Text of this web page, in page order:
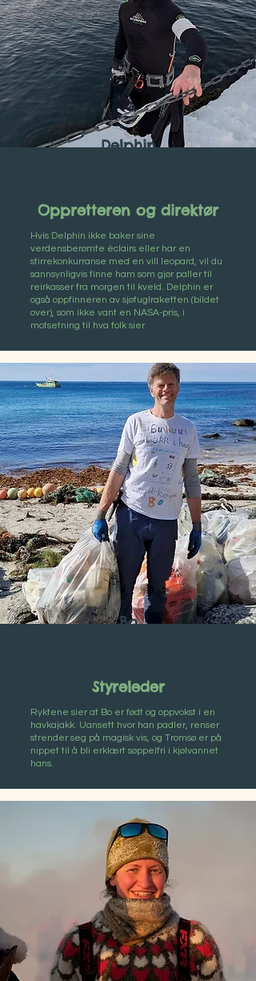
Delphin
Oppretteren og direktør
Hvis Delphin ikke baker sine
verdensberømte éclairs eller har en
stirrekonkurranse med en vill leopard, vil du
sannsynligvis finne ham som gjør paller til
reirkasser fra morgen til kveld. Delphin er
også oppfinneren av sjøfuglraketten (bildet
over), som ikke vant en NASA-pris, i
motsetning til hva folk sier.
Bo
Styreleder
Ryktene sier at Bo er født og oppvokst i en
havkajakk. Uansett hvor han padler, renser
strender seg på magisk vis, og Tromsø er på
nippet til å bli erklært søppelfri i kjølvannet
hans.